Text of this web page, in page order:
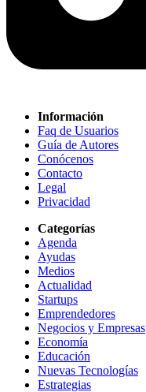
Información
Faq de Usuarios
Guía de Autores
Conócenos
Contacto
Legal
Privacidad
Categorías
Agenda
Ayudas
Medios
Actualidad
Startups
Emprendedores
Negocios y Empresas
Economía
Educación
Nuevas Tecnologías
Estrategias